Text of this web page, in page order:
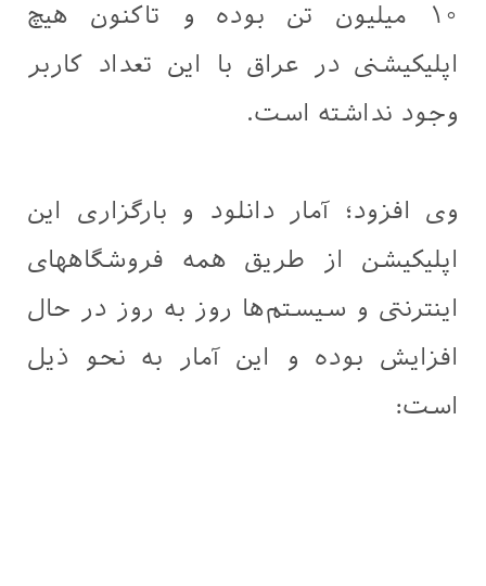
۱۰ میلیون تن بوده و تاکنون هیچ
اپلیکیشنی در عراق با این تعداد کاربر
وجود نداشته است.
وی افزود؛ آمار دانلود و بارگزاری این
اپلیکیشن از طریق همه فروشگاههای
اینترنتی و سیستم‌ها روز به روز در حال
افزایش بوده و این آمار به نحو ذیل
است: